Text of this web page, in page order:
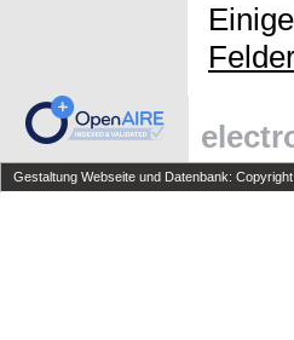
Gestaltung Webseite und Datenbank: